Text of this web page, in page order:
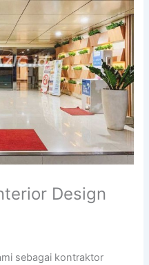
Design
sebagai kontraktor